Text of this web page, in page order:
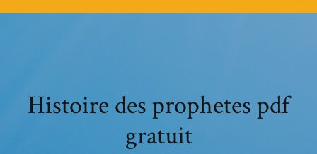
Histoire des prophetes pdf
gratuit